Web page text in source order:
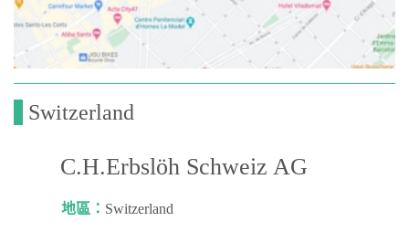
Switzerland
C.H.Erbslöh Schweiz AG
地區： Switzerland